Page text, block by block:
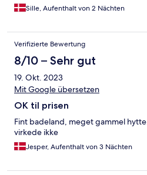
Sille, Aufenthalt von 2 Nächten
Verifizierte Bewertung
8/10 – Sehr gut
19. Okt. 2023
Mit Google übersetzen
OK til prisen
Fint badeland, meget gammel
virkede ikke
Jesper, Aufenthalt von 3 Nächten